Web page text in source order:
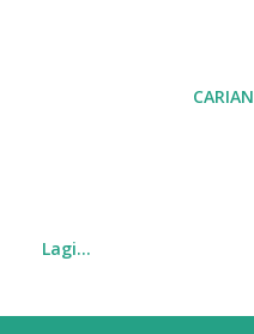
CARIAN
Lagi…